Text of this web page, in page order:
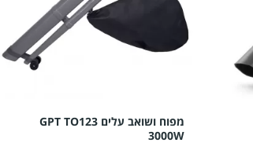
מפוח ושואב עלים GPT TO123
3000W